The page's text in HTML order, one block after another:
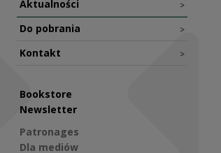
Aktualności >
Do pobrania >
Kontakt >
Bookstore
Newsletter
Patronages
Dla mediów